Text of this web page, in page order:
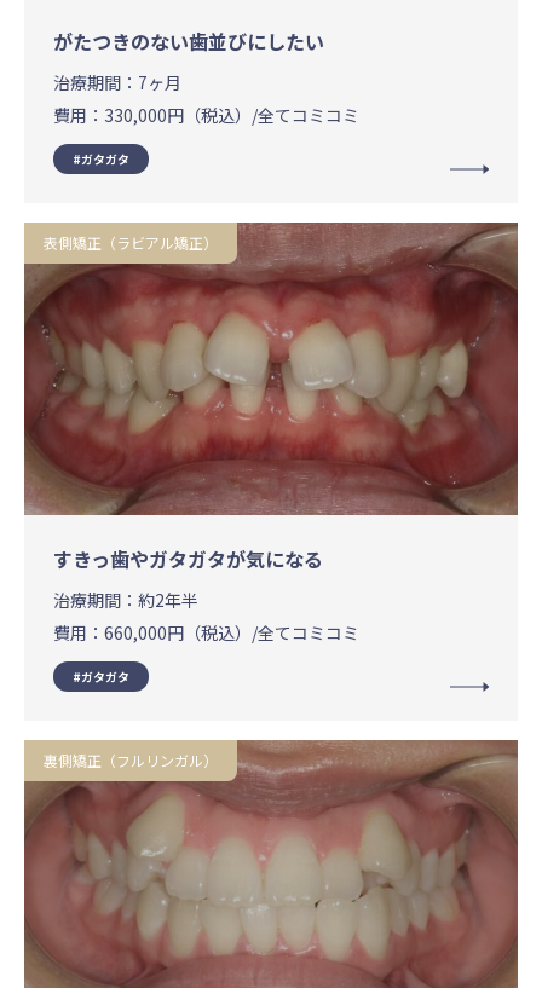
がたつきのない歯並びにしたい
治療期間： 7ヶ月
費用： 330,000円（税込）/全てコミコミ
ガタガタ
表側矯正（ラビアル矯正）
すきっ歯やガタガタが気になる
治療期間： 約2年半
費用： 660,000円（税込）/全てコミコミ
ガタガタ
裏側矯正（フルリンガル）